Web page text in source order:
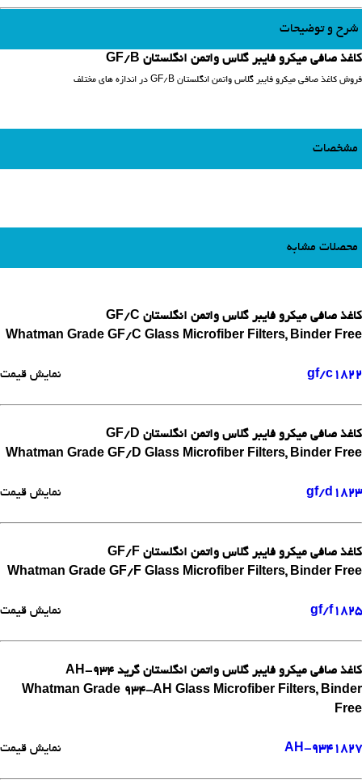
شرح و توضیحات
کاغذ صافی میکرو فایبر گلاس واتمن انگلستان GF/B
فروش کاغذ صافی میکرو فایبر گلاس واتمن انگلستان GF/B در اندازه های مختلف
مشخصات
محصلات مشابه
کاغذ صافی میکرو فایبر گلاس واتمن انگلستان GF/C
Whatman Grade GF/C Glass Microfiber Filters, Binder Free
1822
gf/c نمایش قیمت
کاغذ صافی میکرو فایبر گلاس واتمن انگلستان GF/D
Whatman Grade GF/D Glass Microfiber Filters, Binder Free
1823
gf/d نمایش قیمت
کاغذ صافی میکرو فایبر گلاس واتمن انگلستان GF/F
Whatman Grade GF/F Glass Microfiber Filters, Binder Free
1825
gf/f نمایش قیمت
کاغذ صافی میکرو فایبر گلاس واتمن انگلستان گرید 934-AH
Whatman Grade 934-AH Glass Microfiber Filters, Binder
Free
1827
934-AH نمایش قیمت